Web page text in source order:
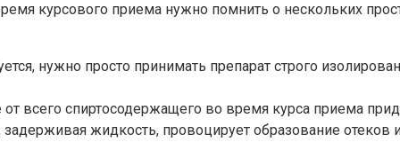
курсового приема нужно помнить о нескольких
нужно просто принимать препарат строго
всего спиртосодержащего во время курса приема
жидкость, провоцирует образование